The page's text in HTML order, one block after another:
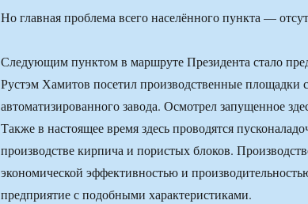
Но главная проблема всего населённого пункта —
Следующим пунктом в маршруте Президента стало
Рустэм Хамитов посетил производственные площадки
автоматизированного завода. Осмотрел запущенное
Также в настоящее время здесь проводятся
производстве кирпича и пористых блоков.
экономической эффективностью и
предприятие с подобными характеристиками.